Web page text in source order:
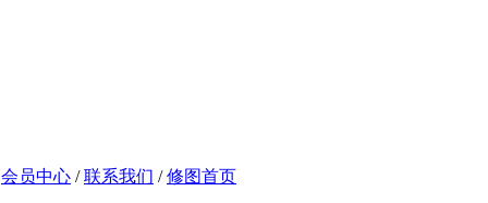
会员中心 /联系我们 /修图首页